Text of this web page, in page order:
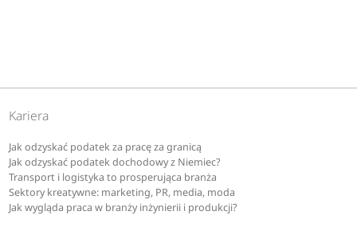
Kariera
Jak odzyskać podatek za pracę za granicą
Jak odzyskać podatek dochodowy z Niemiec?
Transport i logistyka to prosperująca branża
Sektory kreatywne: marketing, PR, media, moda
Jak wygląda praca w branży inżynierii i produkcji?